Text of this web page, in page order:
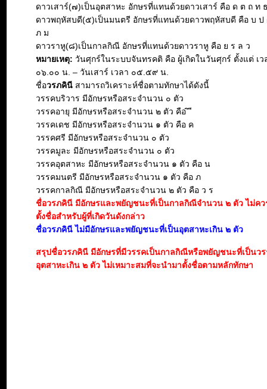
ดาวเสาร์(๗)เป็นอุตสาหะ อักษรที่แทนด้วยดาวเสาร์ คือ ด ต ถ ท
ดาวพฤหัสบดี(๕)เป็นมนตรี อักษรที่แทนด้วยดาวพฤหัสบดี คือ บ ป
ภ ม
ดาวราหู(๘)เป็นกาลกิณี อักษรที่แทนด้วยดาวราหู คือ ย ร ล ว
หมายเหตุ: วันศุกร์ในระบบจันทรคติ คือ ผู้เกิดในวันศุกร์ ตั้งแต่ เว
๐๖.๐๐ น. – วันเสาร์ เวลา ๐๕.๕๙ น.
ชื่อวรภคินี สามารถวิเคราะห์ชื่อตามทักษาได้ดังนี้
วรรคบริวาร มีอักษรหรือสระจำนวน ๐ ตัว
วรรคอายุ มีอักษรหรือสระจำนวน ๒ ตัว คือ ิ ี
วรรคเดช มีอักษรหรือสระจำนวน ๑ ตัว คือ ค
วรรคศรี มีอักษรหรือสระจำนวน ๐ ตัว
วรรคมูละ มีอักษรหรือสระจำนวน ๐ ตัว
วรรคอุตสาหะ มีอักษรหรือสระจำนวน ๑ ตัว คือ น
วรรคมนตรี มีอักษรหรือสระจำนวน ๑ ตัว คือ ภ
วรรคกาลกิณี มีอักษรหรือสระจำนวน ๒ ตัว คือ ว ร
ชื่อวรภคินี มีอักษรและพยัญชนะที่เป็นกาลกิณีจำนวน ๒ ตัว ไม่คว
ตั้งชื่อสำหรับผู้ที่เกิดวันดังกล่าว
ชื่อวรภคินี ไม่มีอักษรและพยัญชนะที่เป็นอุตสาหะเกิน ๒ ตัว
สรุปชื่อวรภคินี มีอักษรที่มีวรรคเป็นกาลกิณีหรือพยัญชนะที่เป็นว
อุตสาหะเกิน ๒ ตัว ไม่เหมาะสมที่จะนำมาตั้งชื่อตามหลักทักษา